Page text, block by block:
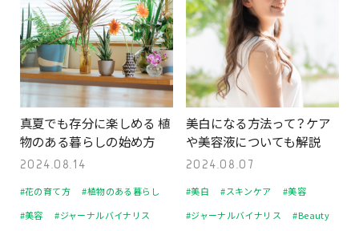
真夏でも存分に楽しめる 植
物のある暮らしの始め方
2024.08.14
#花の育て方
#植物のある暮らし
#美容
#ジャーナルバイナリス
美白になる方法って？ケア
や美容液についても解説
2024.08.07
#美白 #スキンケア
#美容
#ジャーナルバイナリス
#Beauty